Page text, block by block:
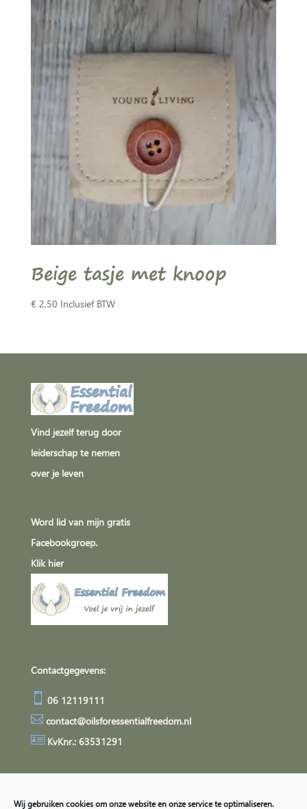
Wij gebruiken cookies om onze website en onze service te optimaliseren.
Beige tasje met knoop
€ 2,50 Inclusief BTW
Vind jezelf terug door
leiderschap te nemen
over je leven
Word lid van mijn gratis
Facebookgroep.
Klik hier
Contactgegevens:
 06 12119111
 contact@oilsforessentialfreedom.nl
KvKnr.: 63531291
Privacyverklaring